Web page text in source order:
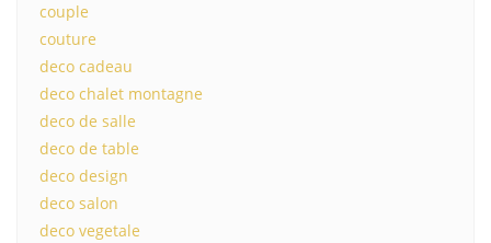
couple
couture
deco cadeau
deco chalet montagne
deco de salle
deco de table
deco design
deco salon
deco vegetale